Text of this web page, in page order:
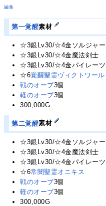
編集
第一覚醒素材
☆3銀Lv30/☆4金ソルジャー
☆3銀Lv30/☆4金魔法剣士
☆3銀Lv30/☆4金パイレーツ
☆6覚醒聖霊ヴィクトワール
戦のオーブ3個
軽のオーブ3個
300,000G
第二覚醒素材
☆3銀Lv30/☆4金ソルジャー
☆3銀Lv30/☆4金魔法剣士
☆3銀Lv30/☆4金パイレーツ
☆6常闇聖霊オニキス
戦のオーブ3個
軽のオーブ3個
300,000G